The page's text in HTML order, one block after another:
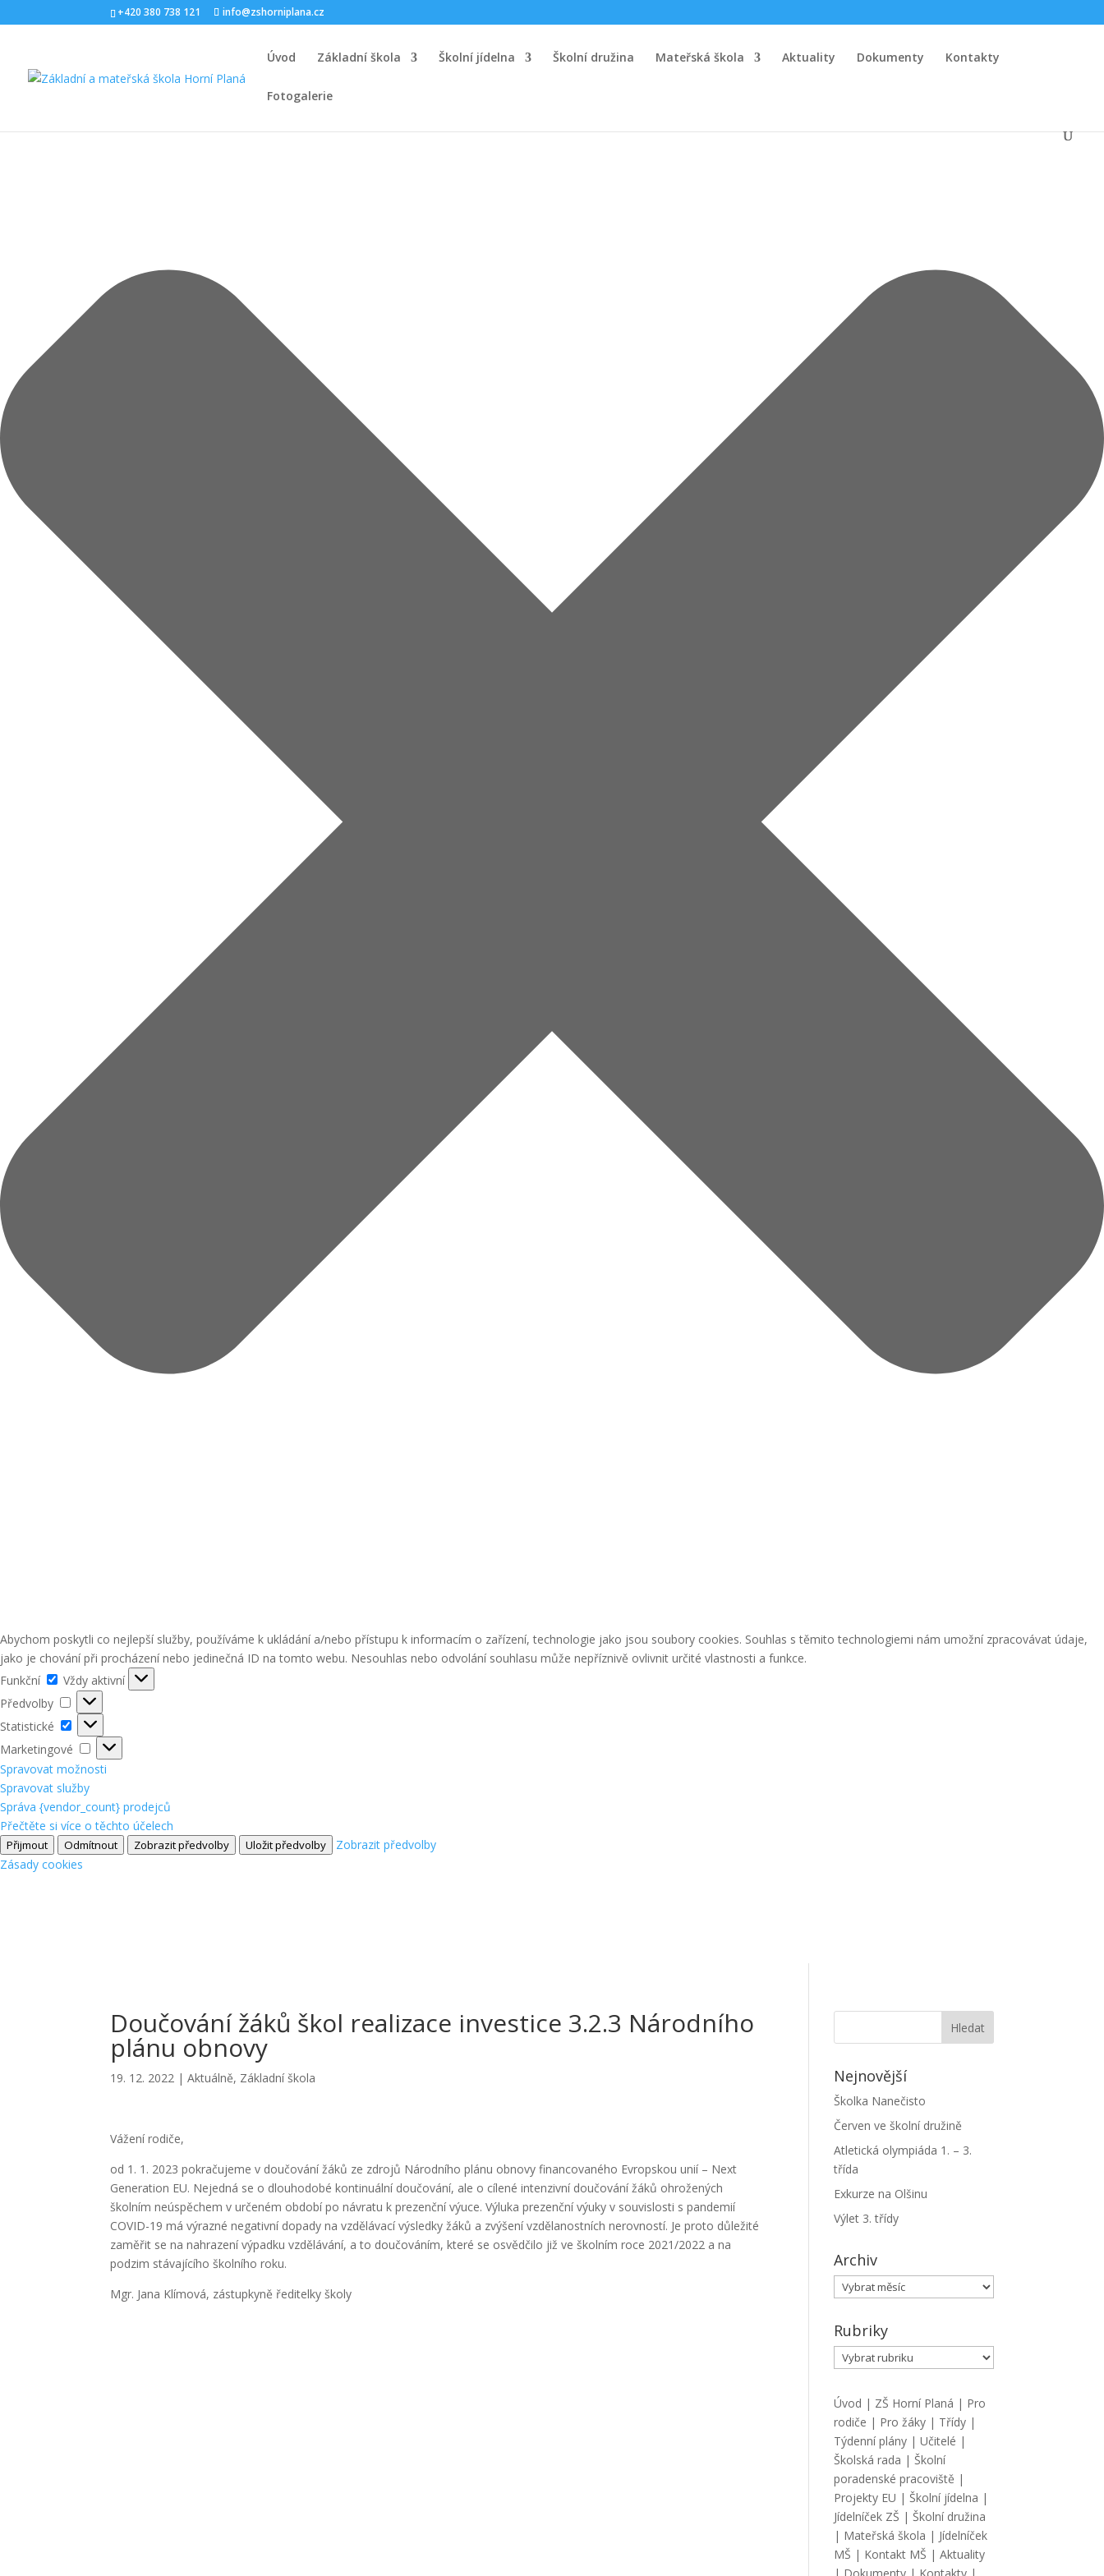
Spravovat Souhlas s cookies
Abychom poskytli co nejlepší služby, používáme k ukládání a/nebo přístupu k informacím o zařízení, technologie jako jsou soubory cookies. Souhlas s těmito technologiemi nám umožní zpracovávat údaje,
jako je chování při procházení nebo jedinečná ID na tomto webu. Nesouhlas nebo odvolání souhlasu může nepříznivě ovlivnit určité vlastnosti a funkce.
Funkční
Funkční
Vždy aktivní
Předvolby
Předvolby
Statistické
Statistické
Marketingové
Marketingové
Spravovat možnosti
Spravovat služby
Správa {vendor_count} prodejců
Přečtěte si více o těchto účelech
Přijmout Odmítnout Zobrazit předvolby Uložit předvolby
Zobrazit předvolby
Zásady cookies
+420 380 738 121 info@zshorniplana.cz
Úvod Základní škola Školní jídelna Školní družina Mateřská škola Aktuality Dokumenty Kontakty
Fotogalerie
Doučování žáků škol realizace investice 3.2.3 Národního
plánu obnovy
19. 12. 2022 |Aktuálně, Základní škola
Vážení rodiče,
od 1. 1. 2023 pokračujeme v doučování žáků ze zdrojů Národního plánu obnovy financovaného Evropskou unií – Next
Generation EU. Nejedná se o dlouhodobé kontinuální doučování, ale o cílené intenzivní doučování žáků ohrožených
školním neúspěchem v určeném období po návratu k prezenční výuce. Výluka prezenční výuky v souvislosti s pandemií
COVID-19 má výrazné negativní dopady na vzdělávací výsledky žáků a zvýšení vzdělanostních nerovností. Je proto důležité
zaměřit se na nahrazení výpadku vzdělávání, a to doučováním, které se osvědčilo již ve školním roce 2021/2022 a na
podzim stávajícího školního roku.
Mgr. Jana Klímová, zástupkyně ředitelky školy
Nejnovější
Školka Nanečisto
Červen ve školní družině
Atletická olympiáda 1. – 3.
třída
Exkurze na Olšinu
Výlet 3. třídy
Archiv
Archiv
Rubriky
Rubriky
Úvod | ZŠ Horní Planá | Pro
rodiče | Pro žáky | Třídy |
Týdenní plány |Učitelé |
Školská rada |Školní
poradenské pracoviště |
Projekty EU |Školní jídelna |
Jídelníček ZŠ |Školní družina
| Mateřská škola | Jídelníček
MŠ | Kontakt MŠ |Aktuality